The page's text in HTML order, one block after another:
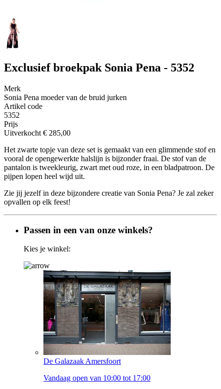
Exclusief broekpak Sonia Pena - 5352
Merk
Sonia Pena moeder van de bruid jurken
Artikel code
5352
Prijs
Uitverkocht € 285,00
Het zwarte topje van deze set is gemaakt van een glimmende stof en
vooral de opengewerkte halslijn is bijzonder fraai. De stof van de
pantalon is tweekleurig, zwart met oud roze, in een bladpatroon. De
pijpen lopen heel wijd uit.
Zie jij jezelf in deze bijzondere creatie van Sonia Pena? Je zal zeker
opvallen op elk feest!
Passen in een van onze winkels?
Kies je winkel:
De Galazaak Amersfoort
Vandaag open van 10:00 tot 17:00